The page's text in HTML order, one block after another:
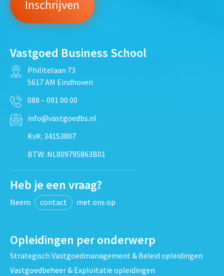
Vastgoed Business School
Philitelaan 73
5617 AM Eindhoven
088 – 091 00 00
info@vastgoedbs.nl
KvK: 34153807
BTW: NL809795863B01
Heb je een vraag?
Neem contact met ons op
Opleidingen per onderwerp
Strategisch Vastgoedmanagement & Beleid opleidingen
Vastgoedbeheer & Exploitatie opleidingen